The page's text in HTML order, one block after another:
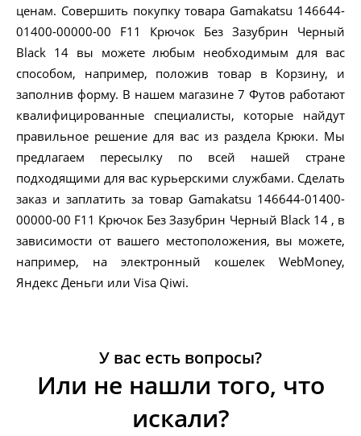
ценам. Совершить покупку товара Gamakatsu 146644-
01400-00000-00 F11 Крючок Без Зазубрин Черный
Black 14 вы можете любым необходимым для вас
способом, например, положив товар в Корзину, и
заполнив форму. В нашем магазине 7 Футов работают
квалифицированные специалисты, которые найдут
правильное решение для вас из раздела Крюки. Мы
предлагаем пересылку по всей нашей стране
подходящими для вас курьерскими службами. Сделать
заказ и заплатить за товар Gamakatsu 146644-01400-
00000-00 F11 Крючок Без Зазубрин Черный Black 14 , в
зависимости от вашего местоположения, вы можете,
например, на электронный кошелек WebMoney,
Яндекс Деньги или Visa Qiwi.
У вас есть вопросы?
Или не нашли того, что
искали?